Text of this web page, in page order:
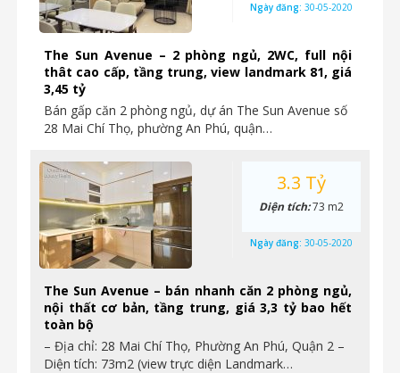
The Sun Avenue – 2 phòng ngủ, 2WC, full nội
thât cao cấp, tầng trung, view landmark 81, giá
3,45 tỷ
Bán gấp căn 2 phòng ngủ, dự án The Sun Avenue số
28 Mai Chí Thọ, phường An Phú, quận…
Ngày đăng: 30-05-2020
The Sun Avenue – bán nhanh căn 2 phòng ngủ,
nội thất cơ bản, tầng trung, giá 3,3 tỷ bao hết
toàn bộ
– Địa chỉ: 28 Mai Chí Thọ, Phường An Phú, Quận 2 –
Diện tích: 73m2 (view trực diện Landmark…
3.3 Tỷ
Diện tích:73 m2
Ngày đăng: 30-05-2020